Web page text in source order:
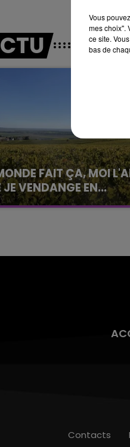
FAIT ÇA, MOI
VENDANGE EN...
Champagne a débuté
La Radio Pop
Contacts
Vous
mes choix".
ce site.
bas de